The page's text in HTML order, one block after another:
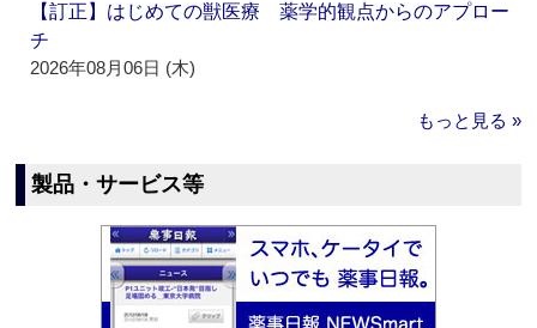
【訂正】はじめての獣医療 薬学的観点からのアプロー
チ
2026年08月06日 (木)
もっと見る »
製品・サービス等